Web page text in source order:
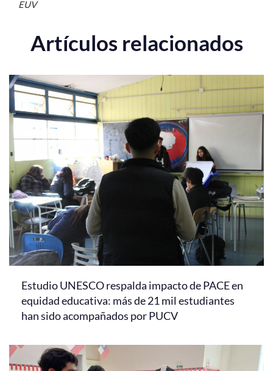
EUV
Artículos relacionados
Estudio UNESCO respalda impacto de PACE en
equidad educativa: más de 21 mil estudiantes
han sido acompañados por PUCV